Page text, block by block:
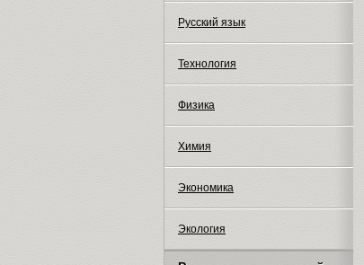
Русский язык
Технология
Физика
Химия
Экономика
Экология